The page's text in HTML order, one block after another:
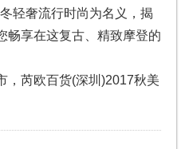
轻奢流行时尚为名义，揭
畅享在这复古、精致摩登的
，芮欧百货(深圳)2017秋美